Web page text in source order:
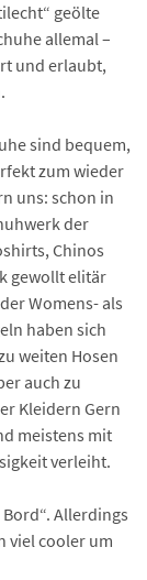
geölte
allemal –
und erlaubt,
sind bequem,
zum wieder
uns: schon in
der
Chinos
gewollt elitär
Womens- als
haben sich
weiten Hosen
auch zu
Kleidern Gern
meistens mit
verleiht.
Allerdings
viel cooler um